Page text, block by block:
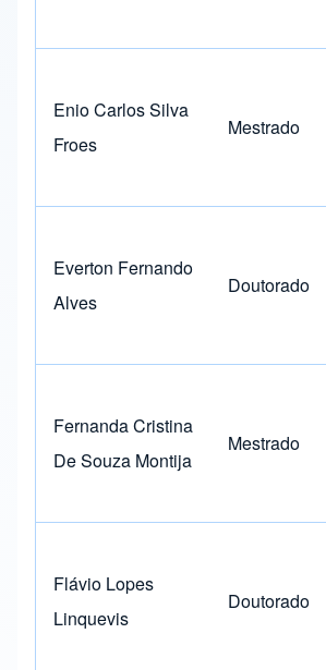
Enio Carlos Silva
Froes
Mestrado
Everton Fernando
Alves
Doutorado
Fernanda Cristina
De Souza Montija
Mestrado
Flávio Lopes
Linquevis
Doutorado